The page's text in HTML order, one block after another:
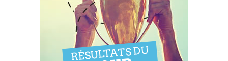
RÉSULTATS DU